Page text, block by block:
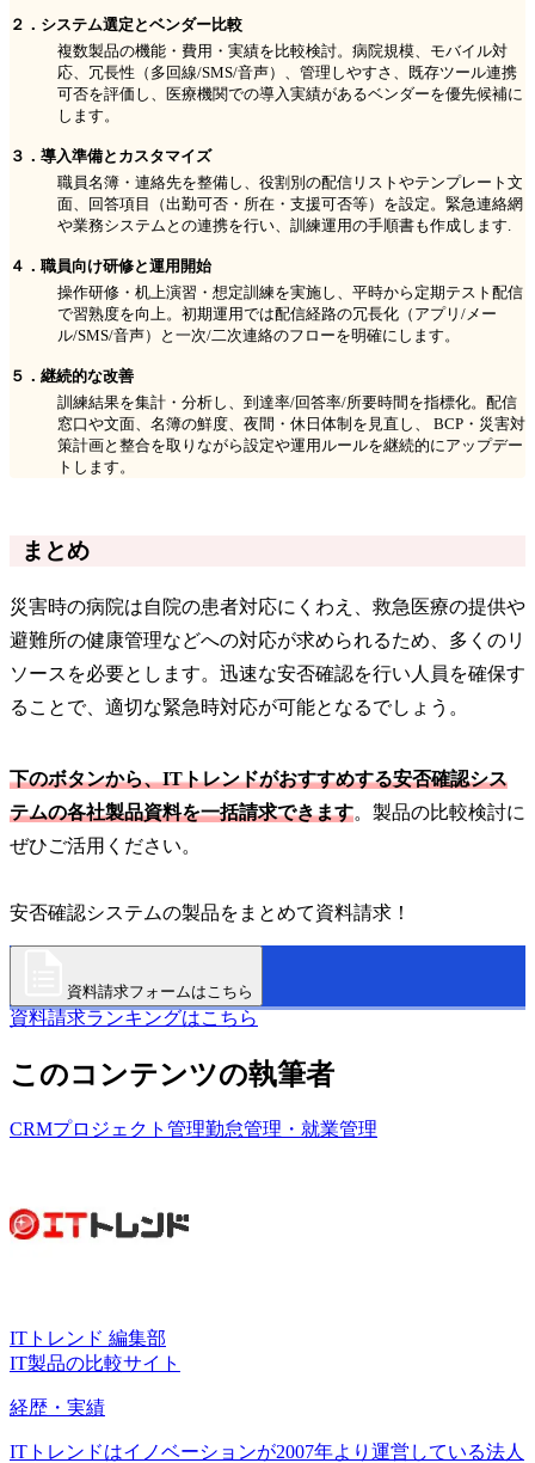
２．システム選定とベンダー比較
複数製品の機能・費用・実績を比較検討。病院規模、モバイル対
応、冗長性（多回線/SMS/音声）、管理しやすさ、既存ツール連携
可否を評価し、医療機関での導入実績があるベンダーを優先候補に
します。
３．導入準備とカスタマイズ
職員名簿・連絡先を整備し、役割別の配信リストやテンプレート文
面、回答項目（出勤可否・所在・支援可否等）を設定。緊急連絡網
や業務システムとの連携を行い、訓練運用の手順書も作成します.
４．職員向け研修と運用開始
操作研修・机上演習・想定訓練を実施し、平時から定期テスト配信
で習熟度を向上。初期運用では配信経路の冗長化（アプリ/メー
ル/SMS/音声）と一次/二次連絡のフローを明確にします。
５．継続的な改善
訓練結果を集計・分析し、到達率/回答率/所要時間を指標化。配信
窓口や文面、名簿の鮮度、夜間・休日体制を見直し、 BCP・災害対
策計画と整合を取りながら設定や運用ルールを継続的にアップデー
トします。
まとめ
災害時の病院は自院の患者対応にくわえ、救急医療の提供や
避難所の健康管理などへの対応が求められるため、多くのリ
ソースを必要とします。迅速な安否確認を行い人員を確保す
ることで、適切な緊急時対応が可能となるでしょう。
下のボタンから、ITトレンドがおすすめする安否確認シス
テムの各社製品資料を一括請求できます。製品の比較検討に
ぜひご活用ください。
安否確認システムの製品をまとめて資料請求！
資料請求フォームはこちら
資料請求ランキングはこちら
このコンテンツの執筆者
CRMプロジェクト管理勤怠管理・就業管理
ITトレンド 編集部
IT製品の比較サイト
経歴・実績
ITトレンドはイノベーションが2007年より運営している法人